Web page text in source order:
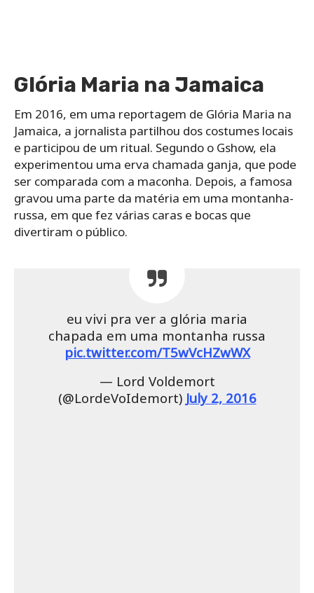
Glória Maria na Jamaica
Em 2016, em uma reportagem de Glória Maria na
Jamaica, a jornalista partilhou dos costumes locais
e participou de um ritual. Segundo o Gshow, ela
experimentou uma erva chamada ganja, que pode
ser comparada com a maconha. Depois, a famosa
gravou uma parte da matéria em uma montanha-
russa, em que fez várias caras e bocas que
divertiram o público.
eu vivi pra ver a glória maria
chapada em uma montanha russa
pic.twitter.com/T5wVcHZwWX
— Lord Voldemort
(@LordeVoIdemort) July 2, 2016